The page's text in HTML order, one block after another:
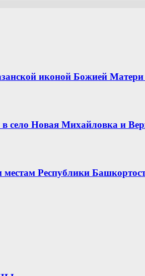
иконой Божией
село Новая Михайловка и
местам Республики